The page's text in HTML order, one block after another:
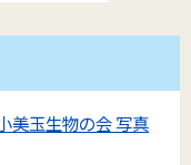
玉生物の会 写真